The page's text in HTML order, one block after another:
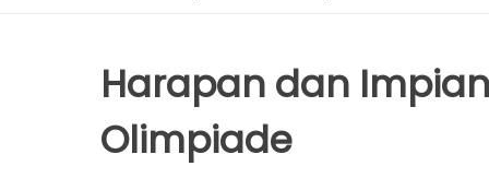
Harapan dan
Olimpiade